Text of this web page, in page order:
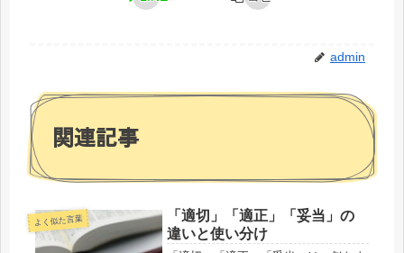
admin
関連記事
よく似た言葉
「適切」「適正」「妥当」の
違いと使い分け